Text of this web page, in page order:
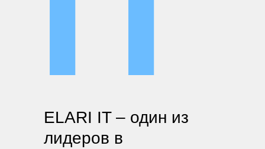
ELARI IT – один из
лидеров в